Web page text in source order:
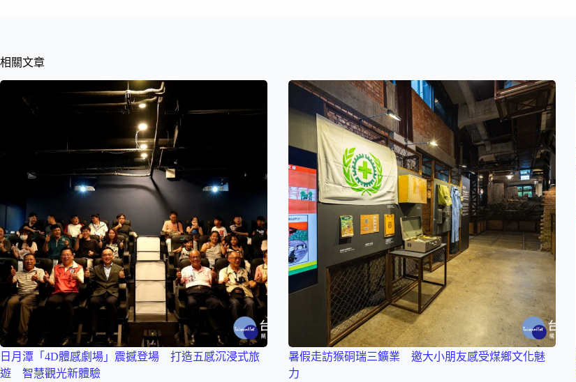
相關文章
日月潭「4D體感劇場」震撼登場 打造五感沉浸式旅
遊 智慧觀光新體驗
暑假走訪猴硐瑞三鑛業 邀大小朋友感受煤鄉文化魅
力